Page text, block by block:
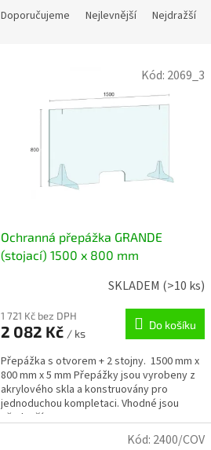
Doporučujeme Nejlevnější Nejdražší
Ochranná přepážka GRANDE
(stojací) 1500 x 800 mm
SKLADEM (>10 ks)
1 721 Kč bez DPH
2 082 Kč / ks
Do košíku
Přepážka s otvorem + 2 stojny. 1500 mm x
800 mm x 5 mm Přepážky jsou vyrobeny z
akrylového skla a konstruovány pro
jednoduchou kompletaci. Vhodné jsou
především pro...
Kód: 2069_3
Kód: 2400/COV